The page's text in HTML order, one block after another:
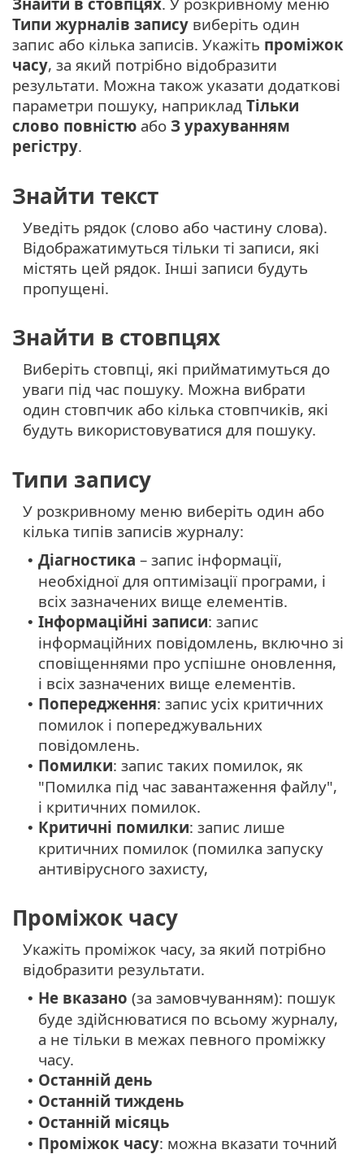
Типи журналів запису виберіть один
запис або кілька записів. Укажіть проміжок
часу, за який потрібно відобразити
результати. Можна також указати додаткові
параметри пошуку, наприклад Тільки
слово повністю або З урахуванням
регістру.
Знайти текст
Уведіть рядок (слово або частину слова).
Відображатимуться тільки ті записи, які
містять цей рядок. Інші записи будуть
пропущені.
Знайти в стовпцях
Виберіть стовпці, які прийматимуться до
уваги під час пошуку. Можна вибрати
один стовпчик або кілька стовпчиків, які
будуть використовуватися для пошуку.
Типи запису
У розкривному меню виберіть один або
кілька типів записів журналу:
• Діагностика – запис інформації,
необхідної для оптимізації програми, і
всіх зазначених вище елементів.
• Інформаційні записи: запис
інформаційних повідомлень, включно зі
сповіщеннями про успішне оновлення,
і всіх зазначених вище елементів.
• Попередження: запис усіх критичних
помилок і попереджувальних
повідомлень.
• Помилки: запис таких помилок, як
"Помилка під час завантаження файлу",
і критичних помилок.
• Критичні помилки: запис лише
критичних помилок (помилка запуску
антивірусного захисту,
Проміжок часу
Укажіть проміжок часу, за який потрібно
відобразити результати.
• Не вказано (за замовчуванням): пошук
буде здійснюватися по всьому журналу,
а не тільки в межах певного проміжку
часу.
• Останній день
• Останній тиждень
• Останній місяць
• Проміжок часу: можна вказати точний